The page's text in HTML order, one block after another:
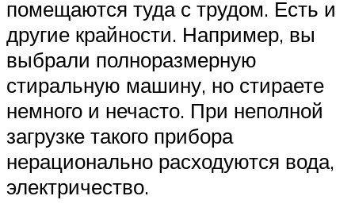
помещаются туда с трудом. Есть и
другие крайности. Например, вы
выбрали полноразмерную
стиральную машину, но стираете
немного и нечасто. При неполной
загрузке такого прибора
нерационально расходуются вода,
электричество.